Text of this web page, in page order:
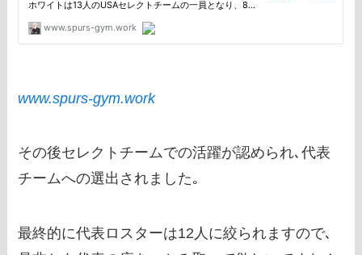
www.spurs-gym.work
その後セレクトチームでの活躍が認められ､代表
チームへの選出されました｡
最終的に代表ロスターは12人に絞られますので､